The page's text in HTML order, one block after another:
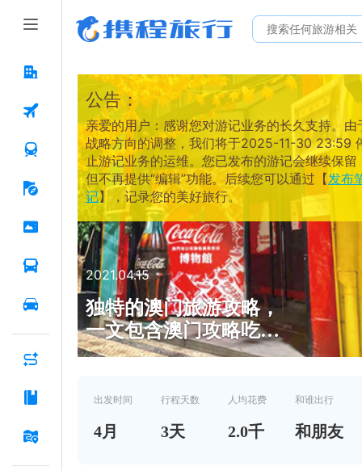
公告：
亲爱的用户：感谢您对游记业务的长久支持。由
战略方向的调整，我们将于2025-11-30 23:59
止游记业务的运维。您已发布的游记会继续保留
但不再提供“编辑”功能。后续您可以通过【发布
记】，记录您的美好旅行。
2021.04.15
独特的澳门旅游攻略，
一文包含澳门攻略吃喝
玩乐！
出发时间
4月
行程天数
3天
人均花费
2.0千
和谁出行
和朋友